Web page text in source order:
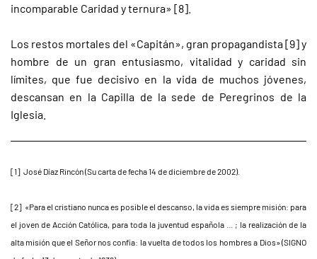
incomparable Caridad y ternura» [8].
Los restos mortales del «Capitán», gran propagandista [9] y
hombre de un gran entusiasmo, vitalidad y caridad sin
límites, que fue decisivo en la vida de muchos jóvenes,
descansan en la Capilla de la sede de Peregrinos de la
Iglesia.
[1] José Díaz Rincón (Su carta de fecha 14 de diciembre de 2002).
[2] «Para el cristiano nunca es posible el descanso, la vida es siempre misión: para
el joven de Acción Católica, para toda la juventud española ... ; la realización de la
alta misión que el Señor nos confía: la vuelta de todos los hombres a Dios» (SIGNO